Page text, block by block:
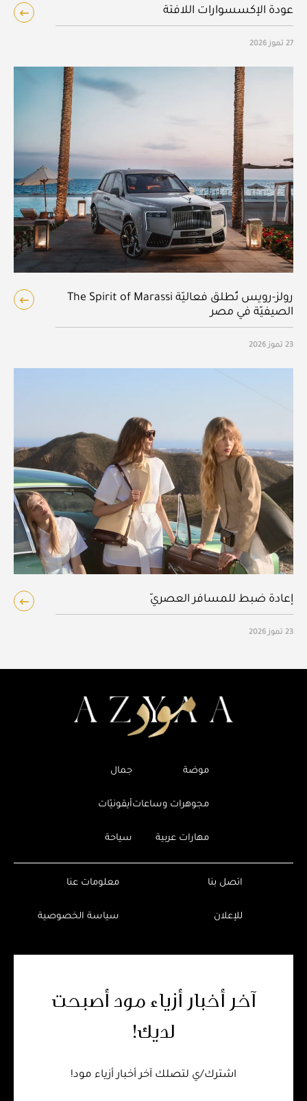
عودة الإكسسوارات اللافتة
27 تموز 2026
رولز-رويس تُطلق فعاليّة The Spirit of Marassi
الصيفيّة في مصر
23 تموز 2026
إعادة ضبط للمسافر العصريّ
23 تموز 2026
موضة
مجوهرات وساعات
مهارات عربية
جمال
أيقونيّات
سياحة
اتصل بنا
للإعلان
معلومات عنا
سياسة الخصوصية
آخر أخبار أزياء مود أصبحت
لديك!
اشترك/ي لتصلك آخر أخبار أزياء مود!